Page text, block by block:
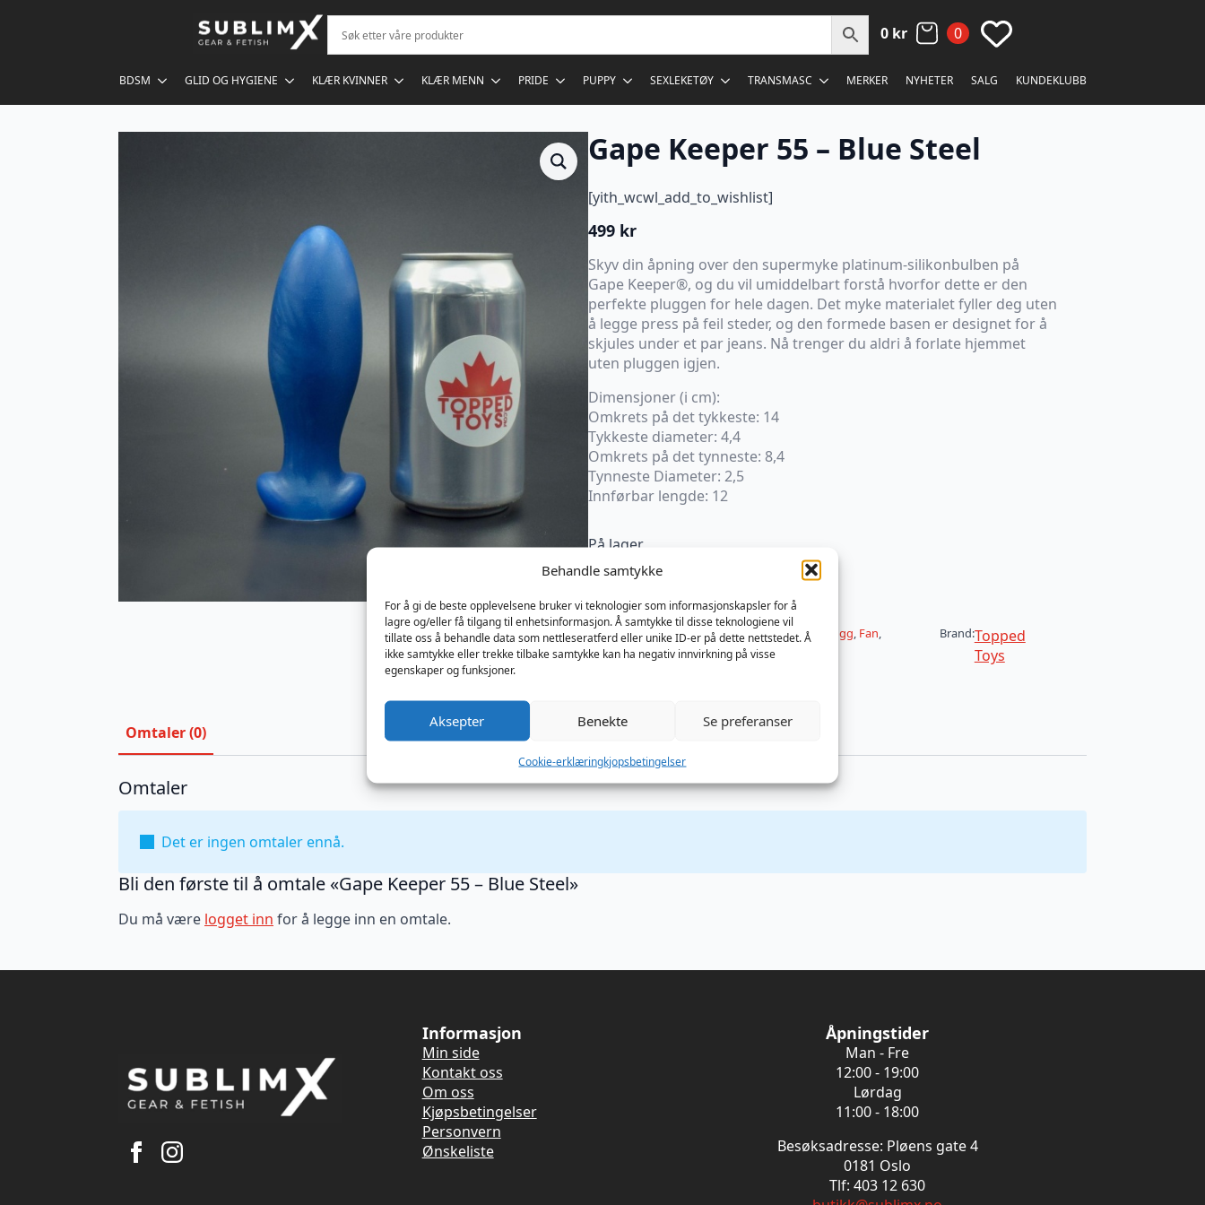
Behandle samtykke
For å gi de beste opplevelsene bruker vi teknologier som informasjonskapsler for å
lagre og/eller få tilgang til enhetsinformasjon. Å samtykke til disse teknologiene vil
tillate oss å behandle data som nettleseratferd eller unike ID-er på dette nettstedet. Å
ikke samtykke eller trekke tilbake samtykke kan ha negativ innvirkning på visse
egenskaper og funksjoner.
Aksepter Benekte Se preferanser
Cookie-erklæringkjopsbetingelser
0 kr 0
BDSM GLID OG HYGIENE KLÆR KVINNER KLÆR MENN PRIDE PUPPY SEXLEKETØY TRANSMASC MERKER NYHETER SALG KUNDEKLUBB
Gape Keeper 55 – Blue Steel
[yith_wcwl_add_to_wishlist]
499 kr
Skyv din åpning over den supermyke platinum-silikonbulben på
Gape Keeper®, og du vil umiddelbart forstå hvorfor dette er den
perfekte pluggen for hele dagen. Det myke materialet fyller deg uten
å legge press på feil steder, og den formede basen er designet for å
skjules under et par jeans. Nå trenger du aldri å forlate hjemmet
uten pluggen igjen.
Dimensjoner (i cm):
Omkrets på det tykkeste: 14
Tykkeste diameter: 4,4
Omkrets på det tynneste: 8,4
Tynneste Diameter: 2,5
Innførbar lengde: 12
På lager
Gape
55
-
Blue
Steel
antall
Produktnummer:
TTGPK55B
Kategorier:Analplugg, Fan,
Sexleketøy
Brand:Topped
Toys
Omtaler (0)
Omtaler
Det er ingen omtaler ennå.
Bli den første til å omtale «Gape Keeper 55 – Blue Steel»
Du må være logget inn for å legge inn en omtale.
Informasjon
Min side
Kontakt oss
Om oss
Kjøpsbetingelser
Personvern
Ønskeliste
Åpningstider
Man - Fre
12:00 - 19:00
Lørdag
11:00 - 18:00
Besøksadresse: Pløens gate 4
0181 Oslo
Tlf: 403 12 630